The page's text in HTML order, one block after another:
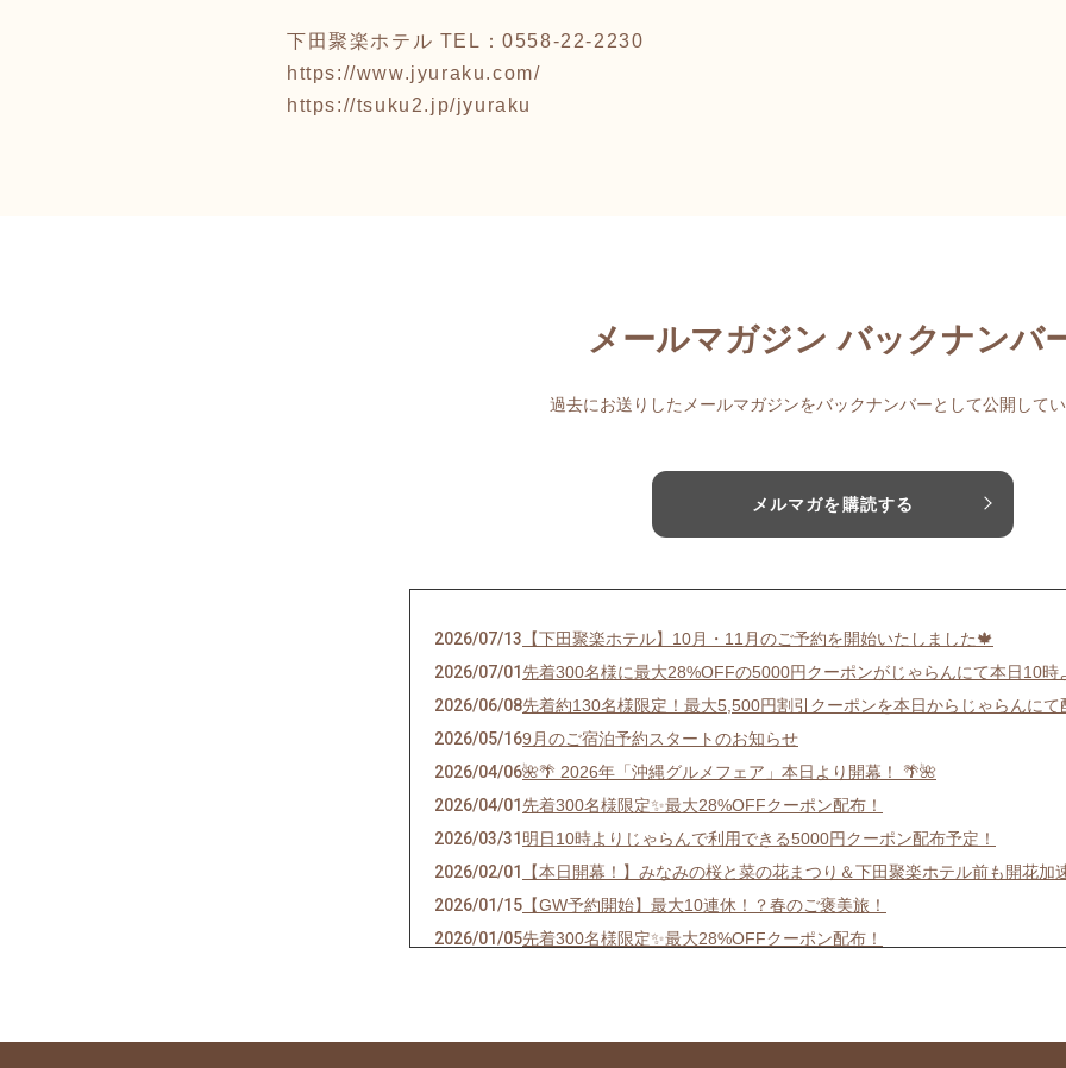
下田聚楽ホテル TEL：0558-22-2230
https://www.jyuraku.com/
https://tsuku2.jp/jyuraku
メールマガジン バックナンバ
過去にお送りしたメールマガジンをバックナンバーとして公開してい
メルマガを購読する
2026/07/13 【下田聚楽ホテル】10月・11月のご予約を開始いたしました🍁
2026/07/01先着300名様に最大28%OFFの5000円クーポンがじゃらんにて本日10時
2026/06/08先着約130名様限定！最大5,500円割引クーポンを本日からじゃらんにて
2026/05/169月のご宿泊予約スタートのお知らせ
2026/04/06🌺🌴 2026年「沖縄グルメフェア」本日より開幕！ 🌴🌺
2026/04/01先着300名様限定✨最大28%OFFクーポン配布！
2026/03/31明日10時よりじゃらんで利用できる5000円クーポン配布予定！
2026/02/01
【本日開幕！】みなみの桜と菜の花まつり＆下田聚楽ホテル前も開花加
2026/01/15 【GW予約開始】最大10連休！？春のご褒美旅！
2026/01/05先着300名様限定✨最大28%OFFクーポン配布！
2025/11/15ウニ・いくらフェア＆クーポンでダブルお得✨